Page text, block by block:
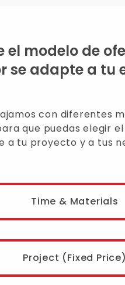
el modelo de
se adapte a tu
con diferentes
que puedas elegir
a tu proyecto y a tus
Time & Materials
Project (Fixed Price)